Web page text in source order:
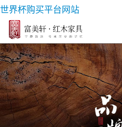
世界杯购买平台网站